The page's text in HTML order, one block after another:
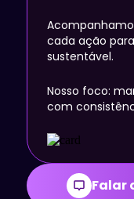
cada ação
sustentável.
Nosso foco:
com
Falar